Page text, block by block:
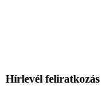
Hírlevél feliratkozás